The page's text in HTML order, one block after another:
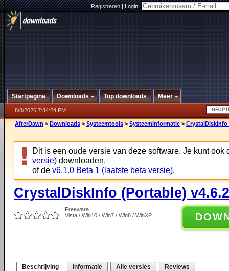
Registreren|Login:
Startpagina Downloads Top downloads Meer
8/8/2026 7:34:24 PM
AfterDawn > Downloads > Systeemtools > Systeeminformatie > CrystalDiskInfo
Dit is een oude versie van deze software. Je kunt ook
versie) downloaden.
of de v6.1.0 Beta 1 (laatste beta versie).
CrystalDiskInfo (Portable)
Freeware
Vista / Win10 / Win7 / Win8 / WinXP
Beschrijving Informatie Alle versies Reviews